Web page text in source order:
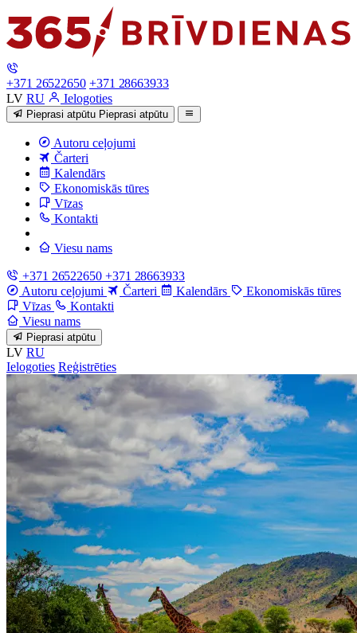
+371 26522650 +371 28663933
LV RU Ielogoties
Pieprasi atpūtu Pieprasi atpūtu
Autoru ceļojumi
Čarteri
Kalendārs
Ekonomiskās tūres
Vīzas
Kontakti
Viesu nams
+371 26522650 +371 28663933
Autoru ceļojumi
Čarteri Kalendārs
Ekonomiskās tūres
Vīzas
Kontakti
Viesu nams
Pieprasi atpūtu
LV RU
Ielogoties Reģistrēties